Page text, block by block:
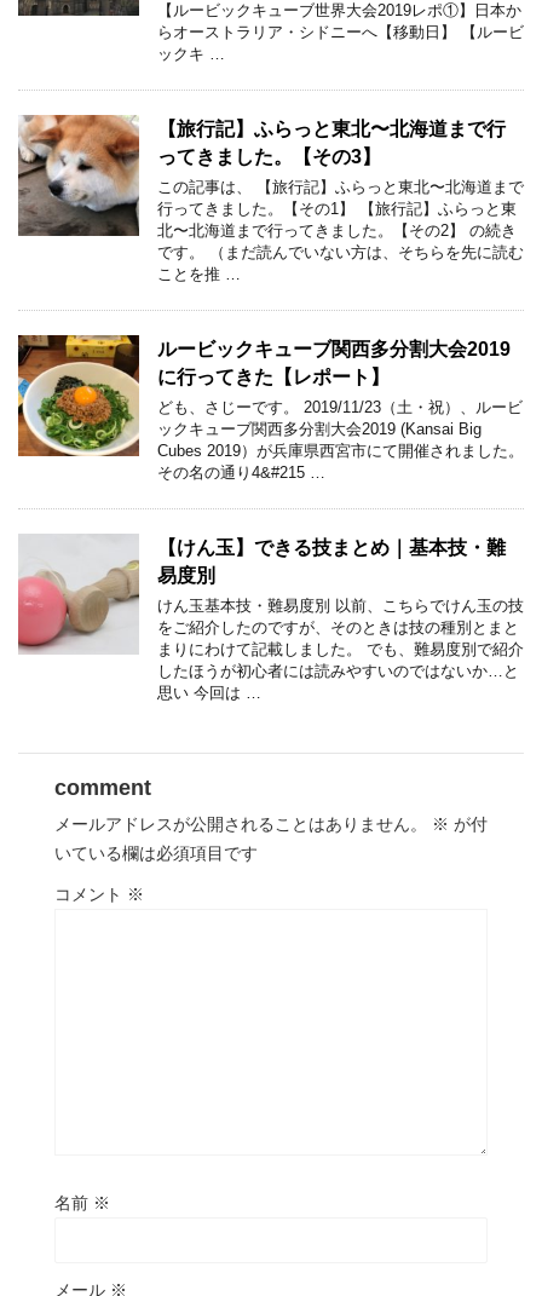
【ルービックキューブ世界大会2019レポ①】日本か
らオーストラリア・シドニーへ【移動日】 【ルービ
ックキ …
【旅行記】ふらっと東北〜北海道まで行
ってきました。【その3】
この記事は、 【旅行記】ふらっと東北〜北海道まで
行ってきました。【その1】 【旅行記】ふらっと東
北〜北海道まで行ってきました。【その2】 の続き
です。 （まだ読んでいない方は、そちらを先に読む
ことを推 …
ルービックキューブ関西多分割大会2019
に行ってきた【レポート】
ども、さじーです。 2019/11/23（土・祝）、ルービ
ックキューブ関西多分割大会2019 (Kansai Big
Cubes 2019）が兵庫県西宮市にて開催されました。
その名の通り4&#215 …
【けん玉】できる技まとめ｜基本技・難
易度別
けん玉基本技・難易度別 以前、こちらでけん玉の技
をご紹介したのですが、そのときは技の種別とまと
まりにわけて記載しました。 でも、難易度別で紹介
したほうが初心者には読みやすいのではないか…と
思い 今回は …
comment
メールアドレスが公開されることはありません。 ※ が付
いている欄は必須項目です
コメント ※
名前 ※
メール ※